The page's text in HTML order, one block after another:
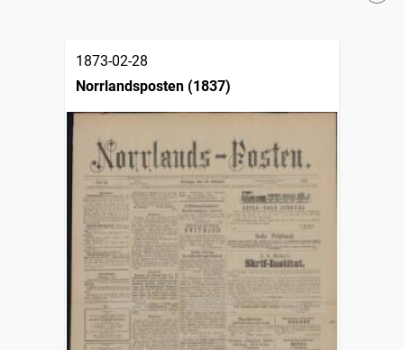
1873-02-28
Norrlandsposten (1837)